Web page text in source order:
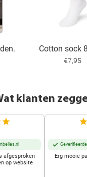
Cotton sock
€7,95
klanten
afgesproken
op website
Erg mooie